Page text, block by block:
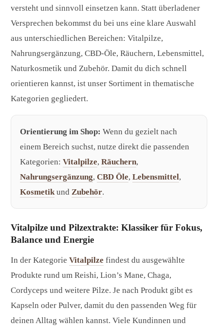
versteht und sinnvoll einsetzen kann. Statt überladener
Versprechen bekommst du bei uns eine klare Auswahl
aus unterschiedlichen Bereichen: Vitalpilze,
Nahrungsergänzung, CBD-Öle, Räuchern, Lebensmittel,
Naturkosmetik und Zubehör. Damit du dich schnell
orientieren kannst, ist unser Sortiment in thematische
Kategorien gegliedert.
Orientierung im Shop: Wenn du gezielt nach
einem Bereich suchst, nutze direkt die passenden
Kategorien: Vitalpilze, Räuchern,
Nahrungsergänzung, CBD Öle, Lebensmittel,
Kosmetikund Zubehör.
Vitalpilze und Pilzextrakte: Klassiker für Fokus,
Balance und Energie
In der Kategorie Vitalpilze findest du ausgewählte
Produkte rund um Reishi, Lion’s Mane, Chaga,
Cordyceps und weitere Pilze. Je nach Produkt gibt es
Kapseln oder Pulver, damit du den passenden Weg für
deinen Alltag wählen kannst. Viele Kundinnen und